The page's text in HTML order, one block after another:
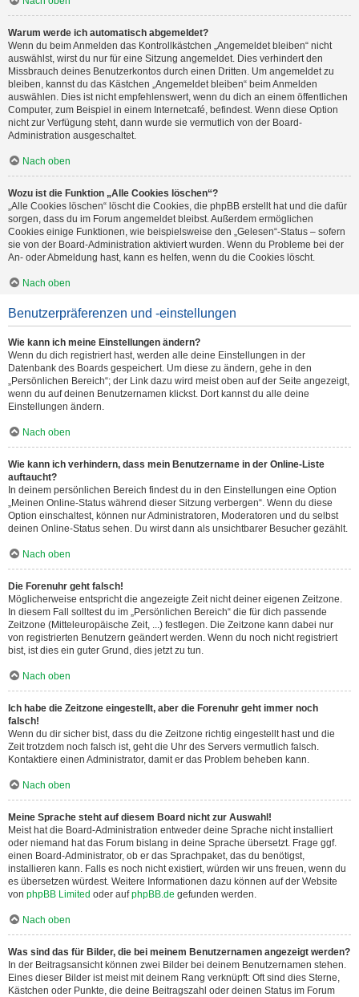
Warum werde ich automatisch abgemeldet?
Wenn du beim Anmelden das Kontrollkästchen „Angemeldet bleiben“ nicht
auswählst, wirst du nur für eine Sitzung angemeldet. Dies verhindert den
Missbrauch deines Benutzerkontos durch einen Dritten. Um angemeldet zu
bleiben, kannst du das Kästchen „Angemeldet bleiben“ beim Anmelden
auswählen. Dies ist nicht empfehlenswert, wenn du dich an einem öffentlichen
Computer, zum Beispiel in einem Internetcafé, befindest. Wenn diese Option
nicht zur Verfügung steht, dann wurde sie vermutlich von der Board-
Administration ausgeschaltet.
Nach oben
Wozu ist die Funktion „Alle Cookies löschen“?
„Alle Cookies löschen“ löscht die Cookies, die phpBB erstellt hat und die dafür
sorgen, dass du im Forum angemeldet bleibst. Außerdem ermöglichen
Cookies einige Funktionen, wie beispielsweise den „Gelesen“-Status – sofern
sie von der Board-Administration aktiviert wurden. Wenn du Probleme bei der
An- oder Abmeldung hast, kann es helfen, wenn du die Cookies löscht.
Nach oben
Benutzerpräferenzen und -einstellungen
Wie kann ich meine Einstellungen ändern?
Wenn du dich registriert hast, werden alle deine Einstellungen in der
Datenbank des Boards gespeichert. Um diese zu ändern, gehe in den
„Persönlichen Bereich“; der Link dazu wird meist oben auf der Seite angezeigt,
wenn du auf deinen Benutzernamen klickst. Dort kannst du alle deine
Einstellungen ändern.
Nach oben
Wie kann ich verhindern, dass mein Benutzername in der Online-Liste
auftaucht?
In deinem persönlichen Bereich findest du in den Einstellungen eine Option
„Meinen Online-Status während dieser Sitzung verbergen“. Wenn du diese
Option einschaltest, können nur Administratoren, Moderatoren und du selbst
deinen Online-Status sehen. Du wirst dann als unsichtbarer Besucher gezählt.
Nach oben
Die Forenuhr geht falsch!
Möglicherweise entspricht die angezeigte Zeit nicht deiner eigenen Zeitzone.
In diesem Fall solltest du im „Persönlichen Bereich“ die für dich passende
Zeitzone (Mitteleuropäische Zeit, ...) festlegen. Die Zeitzone kann dabei nur
von registrierten Benutzern geändert werden. Wenn du noch nicht registriert
bist, ist dies ein guter Grund, dies jetzt zu tun.
Nach oben
Ich habe die Zeitzone eingestellt, aber die Forenuhr geht immer noch
falsch!
Wenn du dir sicher bist, dass du die Zeitzone richtig eingestellt hast und die
Zeit trotzdem noch falsch ist, geht die Uhr des Servers vermutlich falsch.
Kontaktiere einen Administrator, damit er das Problem beheben kann.
Nach oben
Meine Sprache steht auf diesem Board nicht zur Auswahl!
Meist hat die Board-Administration entweder deine Sprache nicht installiert
oder niemand hat das Forum bislang in deine Sprache übersetzt. Frage ggf.
einen Board-Administrator, ob er das Sprachpaket, das du benötigst,
installieren kann. Falls es noch nicht existiert, würden wir uns freuen, wenn du
es übersetzen würdest. Weitere Informationen dazu können auf der Website
von phpBB Limited oder aufphpBB.de gefunden werden.
Nach oben
Was sind das für Bilder, die bei meinem Benutzernamen angezeigt werden?
In der Beitragsansicht können zwei Bilder bei deinem Benutzernamen stehen.
Eines dieser Bilder ist meist mit deinem Rang verknüpft: Oft sind dies Sterne,
Kästchen oder Punkte, die deine Beitragszahl oder deinen Status im Forum